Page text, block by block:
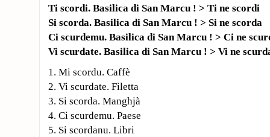
Ti scordi. Basilica di San Marcu ! > Ti ne scordi
Si scorda. Basilica di San Marcu ! > Si ne scorda
Ci scurdemu. Basilica di San Marcu ! > Ci ne
Vi scurdate. Basilica di San Marcu ! > Vi ne
1. Mi scordu. Caffè
2. Vi scurdate. Filetta
3. Si scorda. Manghjà
4. Ci scurdemu. Paese
5. Si scordanu. Libri